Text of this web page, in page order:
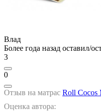
Влад
Более года назад оставил/
3
0
Отзыв на матрас Roll Cocos
Оценка автора: